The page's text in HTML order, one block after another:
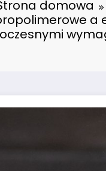
domowa